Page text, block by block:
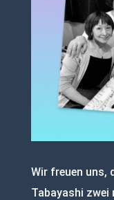
Wir freuen uns,
Tabayashi zwei